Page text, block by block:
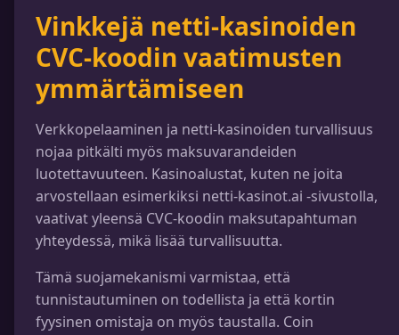
Vinkkejä netti-kasinoiden
CVC-koodin vaatimusten
ymmärtämiseen
Verkkopelaaminen ja netti-kasinoiden turvallisuus
nojaa pitkälti myös maksuvarandeiden
luotettavuuteen. Kasinoalustat, kuten ne joita
arvostellaan esimerkiksi netti-kasinot.ai -sivustolla,
vaativat yleensä CVC-koodin maksutapahtuman
yhteydessä, mikä lisää turvallisuutta.
Tämä suojamekanismi varmistaa, että
tunnistautuminen on todellista ja että kortin
fyysinen omistaja on myös taustalla. Coin